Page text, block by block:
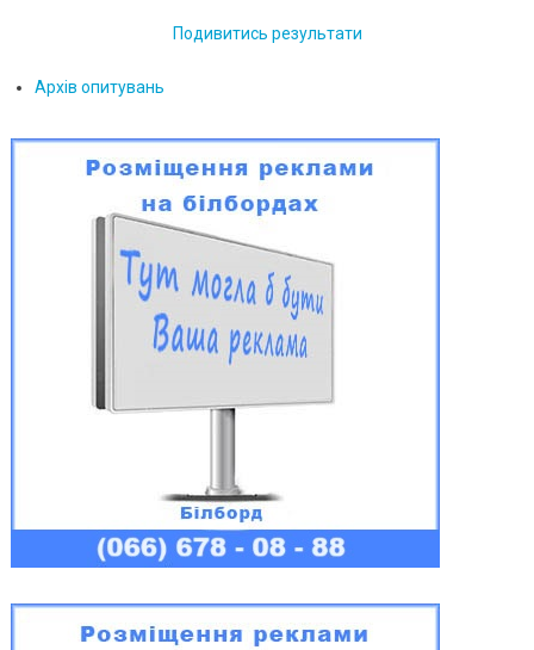
Подивитись результати
Архів опитувань